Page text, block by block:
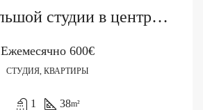
Аренда большой студии в центре Будвы
Ежемесячно600€
СТУДИЯ, КВАРТИРЫ
1 38m²